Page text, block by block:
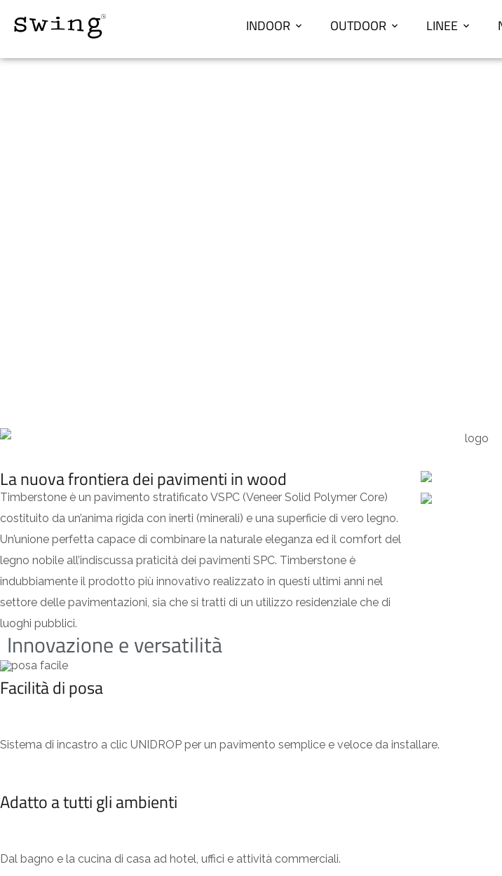
INDOOR OUTDOOR LINEE
La nuova frontiera dei pavimenti in wood
Timberstone è un pavimento stratificato VSPC (Veneer Solid Polymer Core)
costituito da un’anima rigida con inerti (minerali) e una superficie di vero legno.
Un’unione perfetta capace di combinare la naturale eleganza ed il comfort del
legno nobile all’indiscussa praticità dei pavimenti SPC. Timberstone è
indubbiamente il prodotto più innovativo realizzato in questi ultimi anni nel
settore delle pavimentazioni, sia che si tratti di un utilizzo residenziale che di
luoghi pubblici.
Innovazione e versatilità
Facilità di posa
Sistema di incastro a clic UNIDROP per un pavimento semplice e veloce da installare.
Adatto a tutti gli ambienti
Dal bagno e la cucina di casa ad hotel, uffici e attività commerciali.